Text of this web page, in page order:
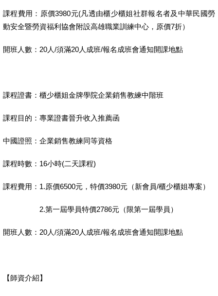
課程費用：原價3980元(凡透由櫃少櫃姐社群報名者及中華民國勞
動安全暨勞資福利協會附設高雄職業訓練中心，原價7折）
開班人數： 20人/須滿20人成班/報名成班會通知開課地點
課程證書：櫃少櫃姐金牌學院企業銷售教練中階班
課程目的：專業證書晉升收入推薦函
中國證照：企業銷售教練同等資格
課程時數： 16小時(二天課程)
課程費用： 1.原價6500元，特價3980元（新會員/櫃少櫃姐專案）
2.第一屆學員特價2786元（限第一屆學員）
開班人數： 20人/須滿20人成班/報名成班會通知開課地點
【師資介紹】